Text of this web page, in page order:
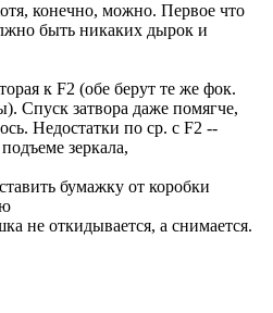
конечно, можно. Первое что
быть никаких дырок и
к F2 (обе берут те же фок.
Спуск затвора даже помягче,
Недостатки по ср. с F2 --
зеркала,
бумажку от коробки
не откидывается, а снимается.